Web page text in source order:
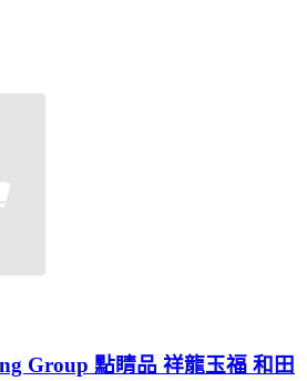
Group 點睛品 祥龍玉福 和田